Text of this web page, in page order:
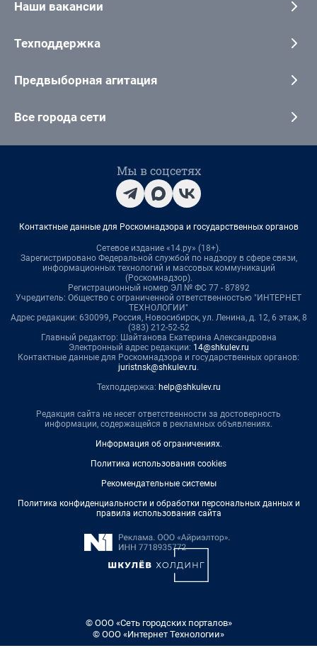
Наши вакансии
Техподдержка
Предвыборная агитация
Все города сети
Мы в соцсетях
Контактные данные для Роскомнадзора и государственных органов
Сетевое издание «14.ру» (18+).
Зарегистрировано Федеральной службой по надзору в сфере связи,
информационных технологий и массовых коммуникаций
(Роскомнадзор).
Регистрационный номер ЭЛ № ФС 77 - 87892
Учредитель: Общество с ограниченной ответственностью "ИНТЕРНЕТ
ТЕХНОЛОГИИ"
Адрес редакции: 630099, Россия, Новосибирск, ул. Ленина, д. 12, 6 этаж, 8
(383) 212-52-52
Главный редактор: Шайтанова Екатерина Александровна
Электронный адрес редакции: 14@shkulev.ru
Контактные данные для Роскомнадзора и государственных органов:
juristnsk@shkulev.ru.
Техподдержка: help@shkulev.ru
Редакция сайта не несет ответственности за достоверность
информации, содержащейся в рекламных объявлениях.
Информация об ограничениях.
Политика использования cookies
Рекомендательные системы
Политика конфиденциальности и обработки персональных данных и
правила использования сайта
© ООО «Сеть городских порталов»
© ООО «Интернет Технологии»